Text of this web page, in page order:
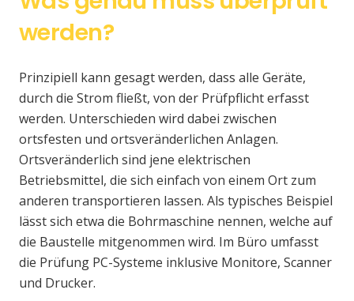
werden?
Prinzipiell kann gesagt werden, dass alle Geräte,
durch die Strom fließt, von der Prüfpflicht erfasst
werden. Unterschieden wird dabei zwischen
ortsfesten und ortsveränderlichen Anlagen.
Ortsveränderlich sind jene elektrischen
Betriebsmittel, die sich einfach von einem Ort zum
anderen transportieren lassen. Als typisches Beispiel
lässt sich etwa die Bohrmaschine nennen, welche auf
die Baustelle mitgenommen wird. Im Büro umfasst
die Prüfung PC-Systeme inklusive Monitore, Scanner
und Drucker.